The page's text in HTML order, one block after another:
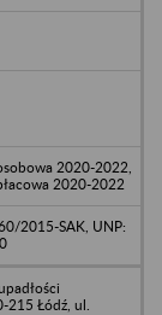
2020-2022,
2020-2022
2015-SAK, UNP:
215 Łódź, ul.